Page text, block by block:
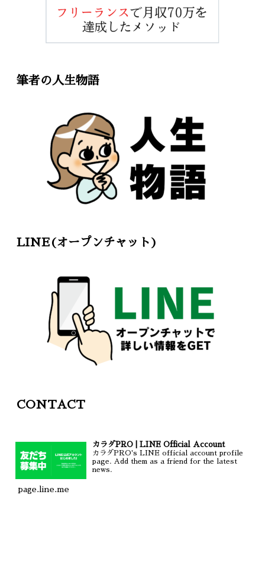
筆者の人生物語
LINE(オープンチャット)
CONTACT
カラダPRO | LINE Official Account
カラダPRO's LINE official account profile
page. Add them as a friend for the latest
news.
page.line.me